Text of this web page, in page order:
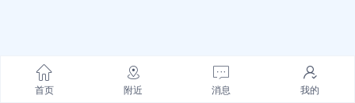
首页 附近 消息 我的